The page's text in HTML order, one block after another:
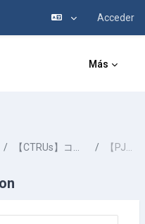
Acceder
Más
【CTRUs】コンテンツツーリズム国際共同研究ポータル 【PJ】Music and Animation